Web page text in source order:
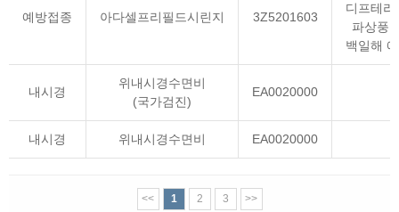
예방접종 아다셀프리필드시린지 3Z5201603
디프테리
파상풍
백일해
내시경
위내시경수면비
(국가검진)
EA0020000
내시경 위내시경수면비 EA0020000
<< 1 2 3 >>